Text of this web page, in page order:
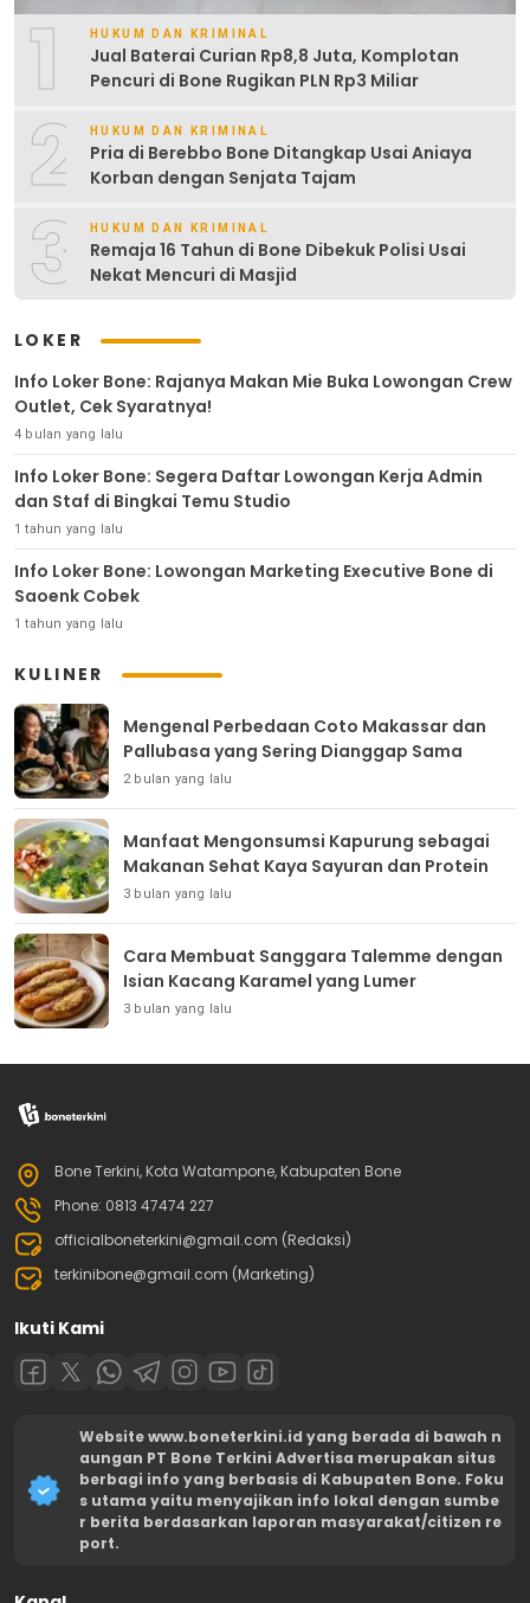
1 HUKUM DAN KRIMINAL
Jual Baterai Curian Rp8,8 Juta, Komplotan
Pencuri di Bone Rugikan PLN Rp3 Miliar
2 HUKUM DAN KRIMINAL
Pria di Berebbo Bone Ditangkap Usai Aniaya
Korban dengan Senjata Tajam
3 HUKUM DAN KRIMINAL
Remaja 16 Tahun di Bone Dibekuk Polisi Usai
Nekat Mencuri di Masjid
LOKER
Info Loker Bone: Rajanya Makan Mie Buka Lowongan Crew
Outlet, Cek Syaratnya!
4 bulan yang lalu
Info Loker Bone: Segera Daftar Lowongan Kerja Admin
dan Staf di Bingkai Temu Studio
1 tahun yang lalu
Info Loker Bone: Lowongan Marketing Executive Bone di
Saoenk Cobek
1 tahun yang lalu
KULINER
Mengenal Perbedaan Coto Makassar dan
Pallubasa yang Sering Dianggap Sama
2 bulan yang lalu
Manfaat Mengonsumsi Kapurung sebagai
Makanan Sehat Kaya Sayuran dan Protein
3 bulan yang lalu
Cara Membuat Sanggara Talemme dengan
Isian Kacang Karamel yang Lumer
3 bulan yang lalu
Bone Terkini, Kota Watampone, Kabupaten Bone
Phone: 0813 47474 227
officialboneterkini@gmail.com (Redaksi)
terkinibone@gmail.com (Marketing)
Ikuti Kami
Website www.boneterkini.id yang berada di bawah n
aungan PT Bone Terkini Advertisa merupakan situs
berbagi info yang berbasis di Kabupaten Bone. Foku
s utama yaitu menyajikan info lokal dengan sumbe
r berita berdasarkan laporan masyarakat/citizen re
port.